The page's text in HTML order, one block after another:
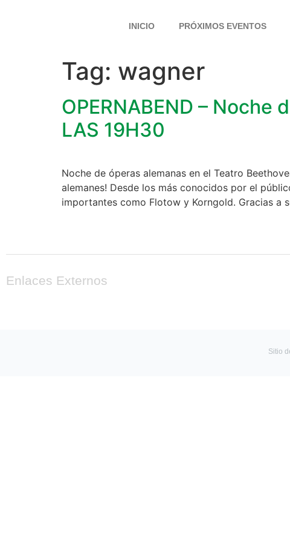
INICIO PRÓXIMOS EVENTOS
Tag: wagner
OPERNABEND – Noche
LAS 19H30
Noche de óperas alemanas en el Teatro
alemanes! Desde los más conocidos por el
importantes como Flotow y Korngold. Gracias a
Enlaces Externos
Sitio